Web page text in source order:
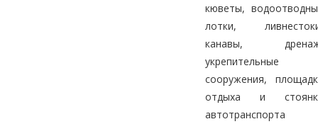
кюветы,
лотки,
канавы,
укрепительные
сооружения,
отдыха и
автотранспорта